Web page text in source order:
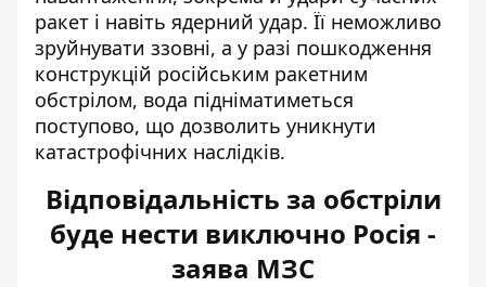
ракет і навіть ядерний удар. Її неможливо
зруйнувати ззовні, а у разі пошкодження
конструкцій російським ракетним
обстрілом, вода підніматиметься
поступово, що дозволить уникнути
катастрофічних наслідків.
Відповідальність за обстріли
буде нести виключно Росія -
заява МЗС